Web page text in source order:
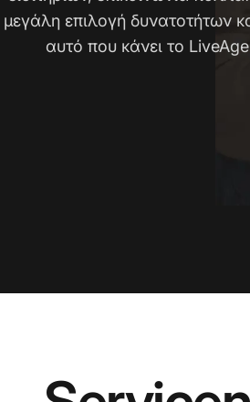
μεγάλη επιλογή δυνατοτήτων
αυτό που κάνει το